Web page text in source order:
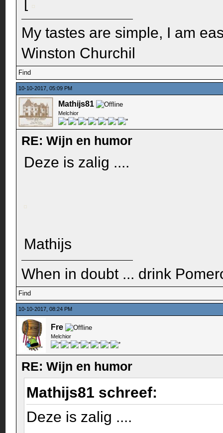
My tastes are simple, I am
Winston Churchil
Find
10-10-2017, 05:09 PM
Mathijs81
Melchior
RE: Wijn en humor
Deze is zalig ....
Mathijs
When in doubt ... drink
Find
10-10-2017, 08:24 PM
Fre
Melchior
RE: Wijn en humor
Mathijs81 schreef:
Deze is zalig ....